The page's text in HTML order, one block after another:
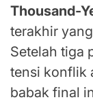
Thousand-
terakhir
Setelah tiga
tensi konflik
babak final